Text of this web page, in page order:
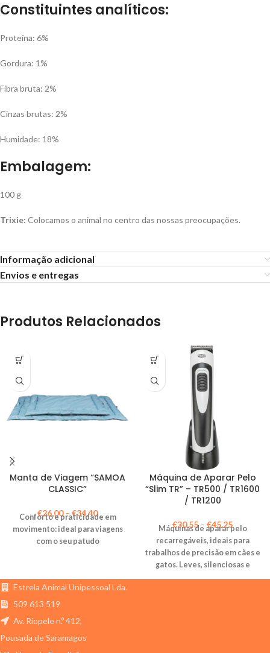
Constituintes analíticos:
Proteína: 6%
Gordura: 1%
Fibra bruta: 2%
Cinzas brutas: 2%
Humidade: 18%
Embalagem:
100 g
Trixie: Colocamos o animal no centro das nossas preocupações.
Informação adicional
Envios e entregas
Produtos Relacionados
Manta de Viagem “SAMOA
CLASSIC”
€26,00–€34,40
Conforto e praticidade em
movimento: ideal para viagens
com o seu patudo
Máquina de Aparar Pelo
“Slim TR” – TR500 / TR1600
/ TR1200
€30,55– €45,25
Máquinas de aparar pelo
recarregáveis, ideais para
trabalhos de precisão em cães e
gatos. Leves, silenciosas e
fáceis de usar, com diferentes
Estrela Animal Unipessoal Lda.
509 613 519
Av. Riopele n.º 412,
Pousada de Saramagos